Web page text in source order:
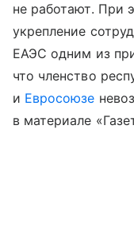
не работают. При
укрепление
ЕАЭС одним из
что членство
и Евросоюзе
в материале